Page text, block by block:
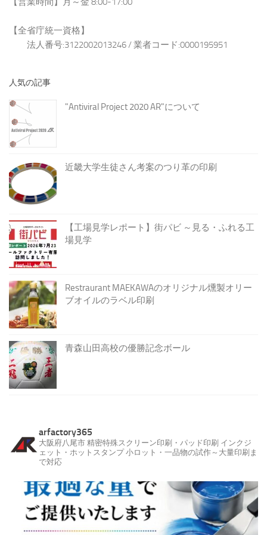
【全省庁統一資格】
法人番号:3122002013246 / 業者コード:0000195951
人気の記事
"Antiviral Project 2020 AR"について
近畿大学生徒さん考案のつり革の印刷
【工場見学レポート】街パビ ～見る・ふれる工
場見学
Restraurant MAEKAWAのオリジナル燻製オリー
ブオイルのラベル印刷
青森山田高校の優勝記念ボール
arfactory365
大阪府八尾市 精密特殊スクリーン印刷・パッド印刷 インクジ
ェット・ホットスタンプ小ロット・一品物の試作～大量印刷ま
で対応